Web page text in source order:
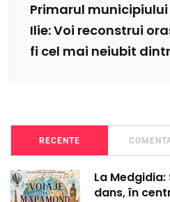
Primarul
Ilie: Voi reconstrui
fi cel mai neiubit
RECENTE
La
dans, în